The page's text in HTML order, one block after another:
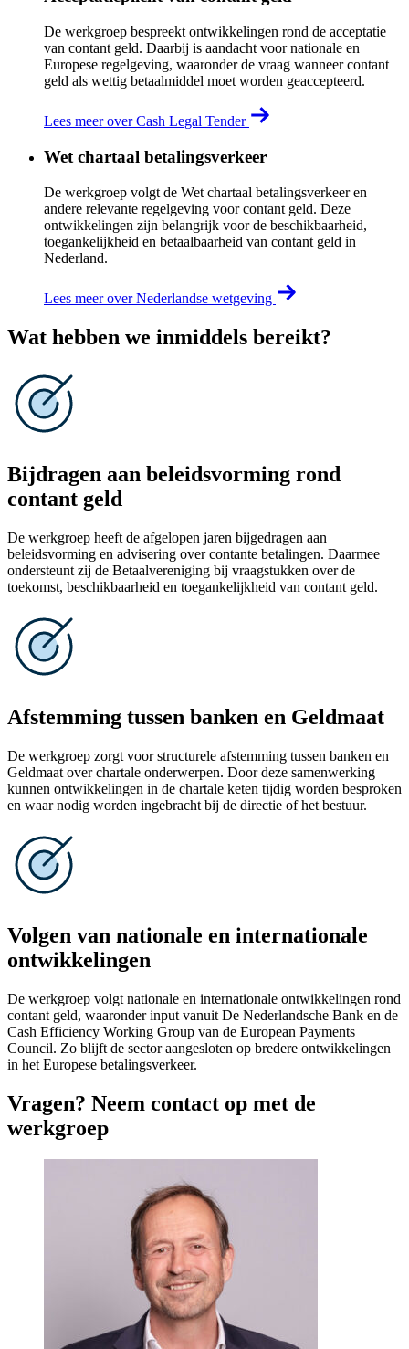
De werkgroep bespreekt ontwikkelingen rond de acceptatie
van contant geld. Daarbij is aandacht voor nationale en
Europese regelgeving, waaronder de vraag wanneer contant
geld als wettig betaalmiddel moet worden geaccepteerd.
Lees meer over Cash Legal Tender
Wet chartaal betalingsverkeer
De werkgroep volgt de Wet chartaal betalingsverkeer en
andere relevante regelgeving voor contant geld. Deze
ontwikkelingen zijn belangrijk voor de beschikbaarheid,
toegankelijkheid en betaalbaarheid van contant geld in
Nederland.
Lees meer over Nederlandse wetgeving
Wat hebben we inmiddels bereikt?
Bijdragen aan beleidsvorming rond
contant geld
De werkgroep heeft de afgelopen jaren bijgedragen aan
beleidsvorming en advisering over contante betalingen. Daarmee
ondersteunt zij de Betaalvereniging bij vraagstukken over de
toekomst, beschikbaarheid en toegankelijkheid van contant geld.
Afstemming tussen banken en Geldmaat
De werkgroep zorgt voor structurele afstemming tussen banken en
Geldmaat over chartale onderwerpen. Door deze samenwerking
kunnen ontwikkelingen in de chartale keten tijdig worden besproken
en waar nodig worden ingebracht bij de directie of het bestuur.
Volgen van nationale en internationale
ontwikkelingen
De werkgroep volgt nationale en internationale ontwikkelingen rond
contant geld, waaronder input vanuit De Nederlandsche Bank en de
Cash Efficiency Working Group van de European Payments
Council. Zo blijft de sector aangesloten op bredere ontwikkelingen
in het Europese betalingsverkeer.
Vragen? Neem contact op met de
werkgroep